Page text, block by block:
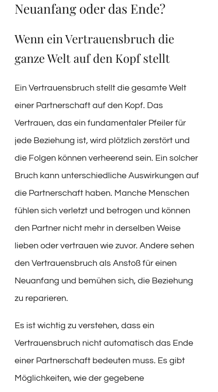
Neuanfang oder das Ende?
Wenn ein Vertrauensbruch die
ganze Welt auf den Kopf stellt
Ein Vertrauensbruch stellt die gesamte Welt
einer Partnerschaft auf den Kopf. Das
Vertrauen, das ein fundamentaler Pfeiler für
jede Beziehung ist, wird plötzlich zerstört und
die Folgen können verheerend sein. Ein solcher
Bruch kann unterschiedliche Auswirkungen auf
die Partnerschaft haben. Manche Menschen
fühlen sich verletzt und betrogen und können
den Partner nicht mehr in derselben Weise
lieben oder vertrauen wie zuvor. Andere sehen
den Vertrauensbruch als Anstoß für einen
Neuanfang und bemühen sich, die Beziehung
zu reparieren.
Es ist wichtig zu verstehen, dass ein
Vertrauensbruch nicht automatisch das Ende
einer Partnerschaft bedeuten muss. Es gibt
Möglichkeiten, wie der gegebene